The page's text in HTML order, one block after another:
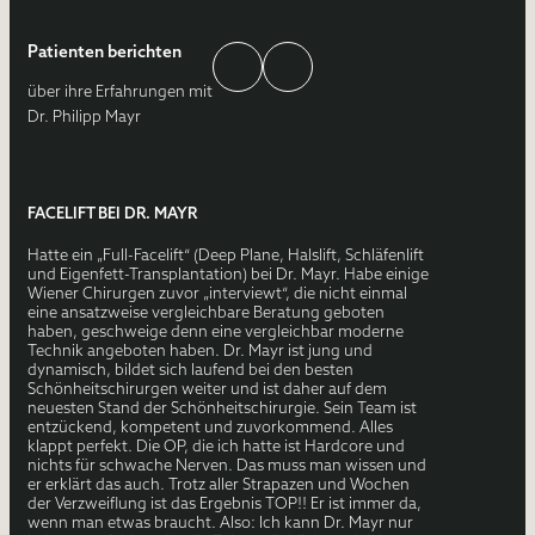
Patienten berichten
über ihre Erfahrungen mit
Dr. Philipp Mayr
FACELIFT BEI DR. MAYR
Hatte ein „Full-Facelift“ (Deep Plane, Halslift, Schläfenlift
und Eigenfett-Transplantation) bei Dr. Mayr. Habe einige
Wiener Chirurgen zuvor „interviewt“, die nicht einmal
eine ansatzweise vergleichbare Beratung geboten
haben, geschweige denn eine vergleichbar moderne
Technik angeboten haben. Dr. Mayr ist jung und
dynamisch, bildet sich laufend bei den besten
Schönheitschirurgen weiter und ist daher auf dem
neuesten Stand der Schönheitschirurgie. Sein Team ist
entzückend, kompetent und zuvorkommend. Alles
klappt perfekt. Die OP, die ich hatte ist Hardcore und
nichts für schwache Nerven. Das muss man wissen und
er erklärt das auch. Trotz aller Strapazen und Wochen
der Verzweiflung ist das Ergebnis TOP!! Er ist immer da,
wenn man etwas braucht. Also: Ich kann Dr. Mayr nur